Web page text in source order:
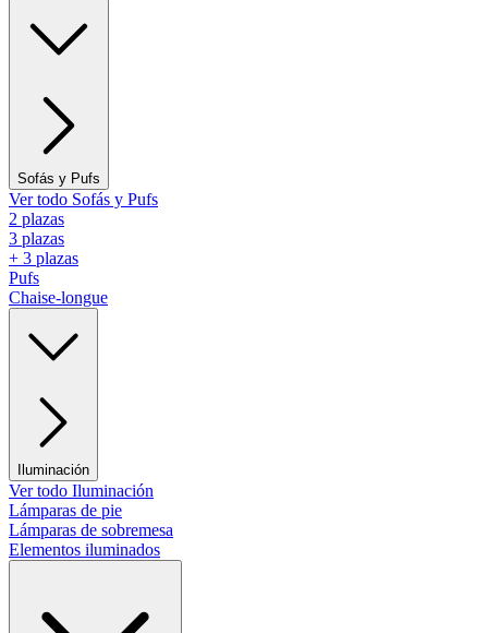
Sofás y Pufs
Ver todo Sofás y Pufs
2 plazas
3 plazas
+ 3 plazas
Pufs
Chaise-longue
Iluminación
Ver todo Iluminación
Lámparas de pie
Lámparas de sobremesa
Elementos iluminados